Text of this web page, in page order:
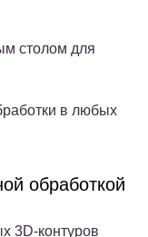
столом для
в любых
обработкой
3D-контуров